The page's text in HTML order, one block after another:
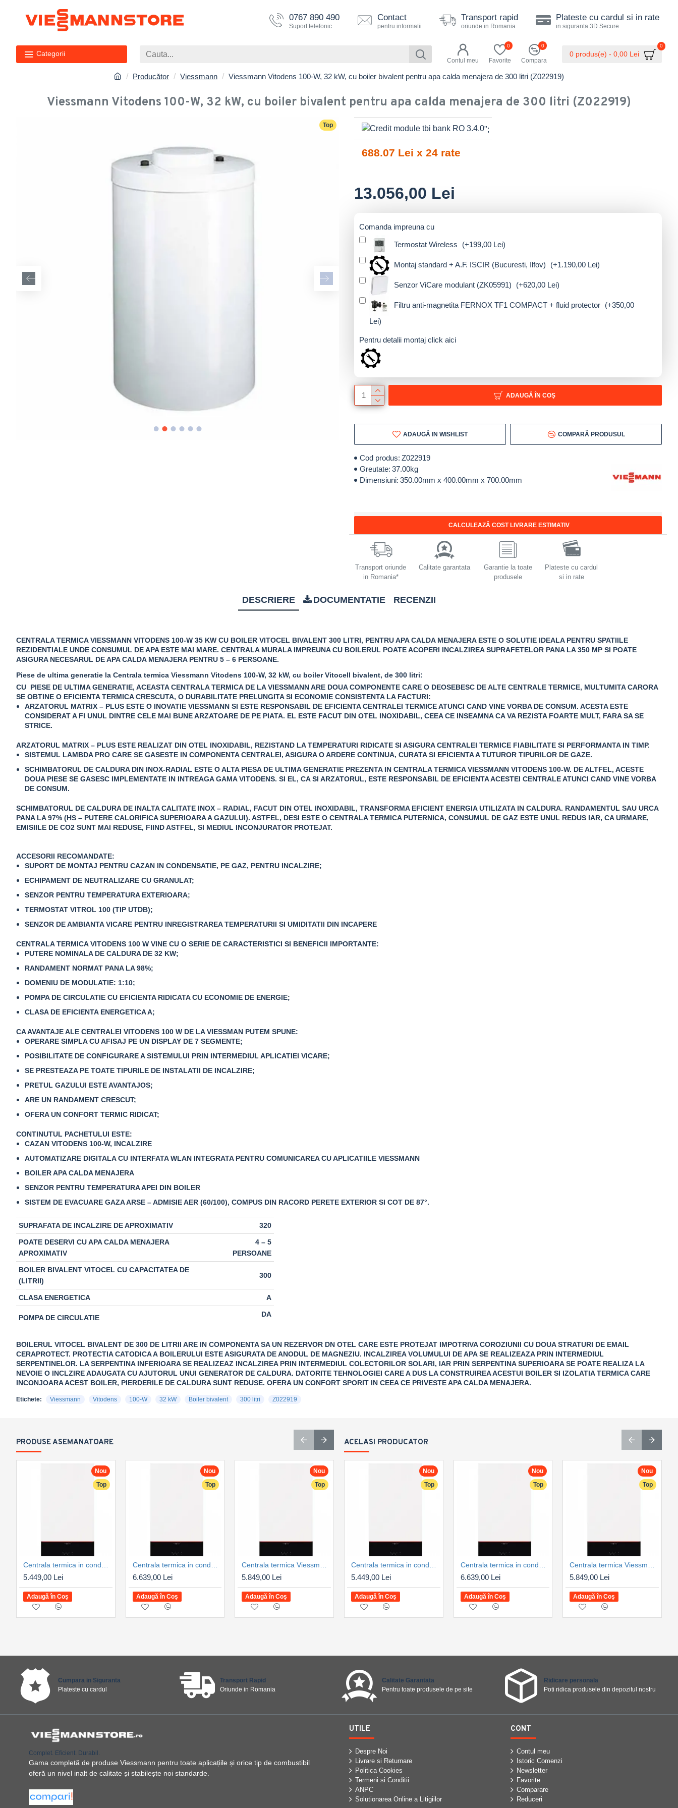
0767 890 490
Suport telefonic
Contact
pentru informatii
Transport rapid
oriunde in Romania
Plateste cu cardul si in rate
in siguranta 3D Secure
Categorii
Contul meu Favorite
0
Compara
0
0 produs(e) - 0,00 Lei
0
Producător Viessmann Viessmann Vitodens 100-W, 32 kW, cu boiler bivalent pentru apa calda menajera de 300 litri (Z022919)
Viessmann Vitodens 100-W, 32 kW, cu boiler bivalent pentru apa calda menajera de 300 litri (Z022919)
Top
Cod produs: Z022919
Greutate: 37.00kg
Dimensiuni: 350.00mm x 400.00mm x 700.00mm
13.056,00 Lei
Comanda impreuna cu
Termostat Wireless (+199,00 Lei)
Montaj standard + A.F. ISCIR (Bucuresti, Ilfov) (+1.190,00 Lei)
Senzor ViCare modulant (ZK05991) (+620,00 Lei)
Filtru anti-magnetita FERNOX TF1 COMPACT + fluid protector (+350,00
Lei)
Pentru detalii montaj click aici
ADAUGĂ ÎN COŞ
ADAUGĂ IN WISHLIST COMPARĂ PRODUSUL
";
688.07 Lei x 24 rate
CALCULEAZĂ COST LIVRARE ESTIMATIV
Transport oriunde
in Romania*
Calitate garantata
Garantie la toate
produsele
Plateste cu cardul
si in rate
DESCRIERE DOCUMENTATIE RECENZII
CENTRALA TERMICA VIESSMANN VITODENS 100-W 35 KW CU BOILER VITOCEL BIVALENT 300 LITRI, PENTRU APA CALDA MENAJERA ESTE O SOLUTIE IDEALA PENTRU SPATIILE
REZIDENTIALE UNDE CONSUMUL DE APA ESTE MAI MARE. CENTRALA MURALA IMPREUNA CU BOILERUL POATE ACOPERI INCALZIREA SUPRAFETELOR PANA LA 350 MP SI POATE
ASIGURA NECESARUL DE APA CALDA MENAJERA PENTRU 5 – 6 PERSOANE.
Piese de ultima generatie la Centrala termica Viessmann Vitodens 100-W, 32 kW, cu boiler Vitocell bivalent, de 300 litri:
CU PIESE DE ULTIMA GENERATIE, ACEASTA CENTRALA TERMICA DE LA VIESSMANN ARE DOUA COMPONENTE CARE O DEOSEBESC DE ALTE CENTRALE TERMICE, MULTUMITA CARORA
SE OBTINE O EFICIENTA TERMICA CRESCUTA, O DURABILITATE PRELUNGITA SI ECONOMIE CONSISTENTA LA FACTURI:
ARZATORUL MATRIX – PLUS ESTE O INOVATIE VIESSMANN SI ESTE RESPONSABIL DE EFICIENTA CENTRALEI TERMICE ATUNCI CAND VINE VORBA DE CONSUM. ACESTA ESTE
CONSIDERAT A FI UNUL DINTRE CELE MAI BUNE ARZATOARE DE PE PIATA. EL ESTE FACUT DIN OTEL INOXIDABIL, CEEA CE INSEAMNA CA VA REZISTA FOARTE MULT, FARA SA SE
STRICE.
ARZATORUL MATRIX – PLUS ESTE REALIZAT DIN OTEL INOXIDABIL, REZISTAND LA TEMPERATURI RIDICATE SI ASIGURA CENTRALEI TERMICE FIABILITATE SI PERFORMANTA IN TIMP.
SISTEMUL LAMBDA PRO CARE SE GASESTE IN COMPONENTA CENTRALEI, ASIGURA O ARDERE CONTINUA, CURATA SI EFICIENTA A TUTUROR TIPURILOR DE GAZE.
SCHIMBATORUL DE CALDURA DIN INOX-RADIAL ESTE O ALTA PIESA DE ULTIMA GENERATIE PREZENTA IN CENTRALA TERMICA VIESSMANN VITODENS 100-W. DE ALTFEL, ACESTE
DOUA PIESE SE GASESC IMPLEMENTATE IN INTREAGA GAMA VITODENS. SI EL, CA SI ARZATORUL, ESTE RESPONSABIL DE EFICIENTA ACESTEI CENTRALE ATUNCI CAND VINE VORBA
DE CONSUM.
SCHIMBATORUL DE CALDURA DE INALTA CALITATE INOX – RADIAL, FACUT DIN OTEL INOXIDABIL, TRANSFORMA EFICIENT ENERGIA UTILIZATA IN CALDURA. RANDAMENTUL SAU URCA
PANA LA 97% (HS – PUTERE CALORIFICA SUPERIOARA A GAZULUI). ASTFEL, DESI ESTE O CENTRALA TERMICA PUTERNICA, CONSUMUL DE GAZ ESTE UNUL REDUS IAR, CA URMARE,
EMISIILE DE CO2 SUNT MAI REDUSE, FIIND ASTFEL, SI MEDIUL INCONJURATOR PROTEJAT.
ACCESORII RECOMANDATE:
SUPORT DE MONTAJ PENTRU CAZAN IN CONDENSATIE, PE GAZ, PENTRU INCALZIRE;
ECHIPAMENT DE NEUTRALIZARE CU GRANULAT;
SENZOR PENTRU TEMPERATURA EXTERIOARA;
TERMOSTAT VITROL 100 (TIP UTDB);
SENZOR DE AMBIANTA VICARE PENTRU INREGISTRAREA TEMPERATURII SI UMIDITATII DIN INCAPERE
CENTRALA TERMICA VITODENS 100 W VINE CU O SERIE DE CARACTERISTICI SI BENEFICII IMPORTANTE:
PUTERE NOMINALA DE CALDURA DE 32 KW;
RANDAMENT NORMAT PANA LA 98%;
DOMENIU DE MODULATIE: 1:10;
POMPA DE CIRCULATIE CU EFICIENTA RIDICATA CU ECONOMIE DE ENERGIE;
CLASA DE EFICIENTA ENERGETICA A;
CA AVANTAJE ALE CENTRALEI VITODENS 100 W DE LA VIESSMAN PUTEM SPUNE:
OPERARE SIMPLA CU AFISAJ PE UN DISPLAY DE 7 SEGMENTE;
POSIBILITATE DE CONFIGURARE A SISTEMULUI PRIN INTERMEDIUL APLICATIEI VICARE;
SE PRESTEAZA PE TOATE TIPURILE DE INSTALATII DE INCALZIRE;
PRETUL GAZULUI ESTE AVANTAJOS;
ARE UN RANDAMENT CRESCUT;
OFERA UN CONFORT TERMIC RIDICAT;
CONTINUTUL PACHETULUI ESTE:
CAZAN VITODENS 100-W, INCALZIRE
AUTOMATIZARE DIGITALA CU INTERFATA WLAN INTEGRATA PENTRU COMUNICAREA CU APLICATIILE VIESSMANN
BOILER APA CALDA MENAJERA
SENZOR PENTRU TEMPERATURA APEI DIN BOILER
SISTEM DE EVACUARE GAZA ARSE – ADMISIE AER (60/100), COMPUS DIN RACORD PERETE EXTERIOR SI COT DE 87°.
SUPRAFATA DE INCALZIRE DE APROXIMATIV 320
POATE DESERVI CU APA CALDA MENAJERA
APROXIMATIV
4 – 5
PERSOANE
BOILER BIVALENT VITOCEL CU CAPACITATEA DE
(LITRII)
300
CLASA ENERGETICA A
POMPA DE CIRCULATIE DA
BOILERUL VITOCEL BIVALENT DE 300 DE LITRII ARE IN COMPONENTA SA UN REZERVOR DN OTEL CARE ESTE PROTEJAT IMPOTRIVA COROZIUNII CU DOUA STRATURI DE EMAIL
CERAPROTECT. PROTECTIA CATODICA A BOILERULUI ESTE ASIGURATA DE ANODUL DE MAGNEZIU. INCALZIREA VOLUMULUI DE APA SE REALIZEAZA PRIN INTERMEDIUL
SERPENTINELOR. LA SERPENTINA INFERIOARA SE REALIZEAZ INCALZIREA PRIN INTERMEDIUL COLECTORILOR SOLARI, IAR PRIN SERPENTINA SUPERIOARA SE POATE REALIZA LA
NEVOIE O INCLZIRE ADAUGATA CU AJUTORUL UNUI GENERATOR DE CALDURA. DATORITE TEHNOLOGIEI CARE A DUS LA CONSTRUIREA ACESTUI BOILER SI IZOLATIA TERMICA CARE
INCONJOARA ACEST BOILER, PIERDERILE DE CALDURA SUNT REDUSE. OFERA UN CONFORT SPORIT IN CEEA CE PRIVESTE APA CALDA MENAJERA.
Etichete: Viessmann Vitodens 100-W 32 kW Boiler bivalent 300 litri Z022919
PRODUSE ASEMANATOARE
Nou
Top
5.449,00 Lei
Adaugă în Coş
Nou
Top
6.639,00 Lei
Adaugă în Coş
Nou
Top
5.849,00 Lei
Adaugă în Coş
Nou
Top
6.749,00 Lei
Adaugă în Coş
Top
3.939,00 Lei
Adaugă în Coş
ACELASI PRODUCATOR
Nou
Top
5.449,00 Lei
Adaugă în Coş
Nou
Top
6.639,00 Lei
Adaugă în Coş
Nou
Top
5.849,00 Lei
Adaugă în Coş
Cumpara in Siguranta
Plateste cu cardul
Transport Rapid
Oriunde in Romania
Calitate Garantata
Pentru toate produsele de pe site
Ridicare personala
Poti ridica produsele din depozitul nostru
Complet. Eficient. Durabil.
Gama completă de produse Viessmann pentru toate aplicațiile și orice tip de combustibil
oferă un nivel inalt de calitate și stabilește noi standarde.
UTILE
Despre Noi
Livrare si Returnare
Politica Cookies
Termeni si Conditii
ANPC
Solutionarea Online a Litigiilor
CONT
Contul meu
Istoric Comenzi
Newsletter
Favorite
Comparare
Reduceri